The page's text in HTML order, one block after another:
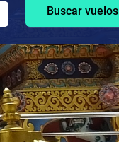
Buscar vuelos